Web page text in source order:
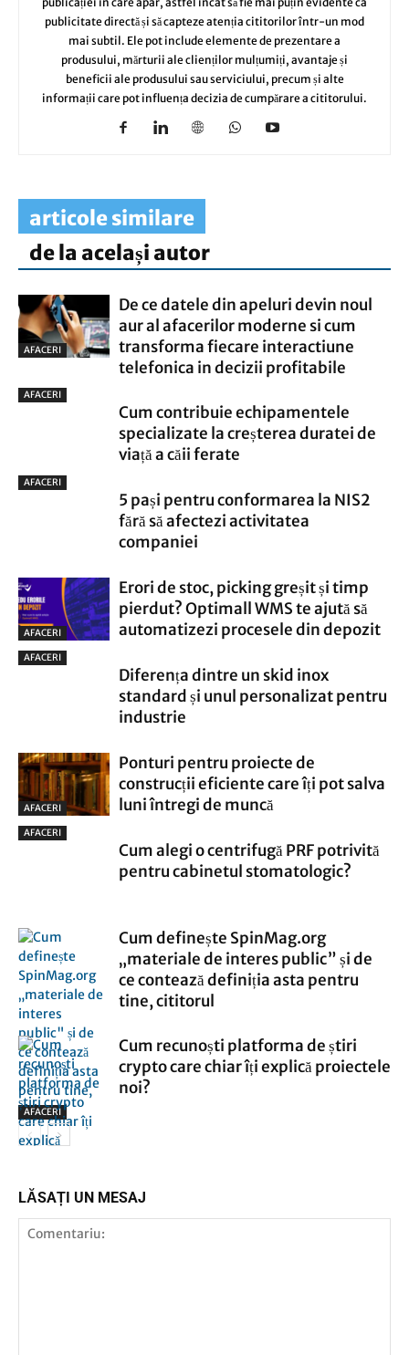
publicitate directă și să capteze atenția cititorilor într-un mod
mai subtil. Ele pot include elemente de prezentare a
produsului, mărturii ale clienților mulțumiți, avantaje și
beneficii ale produsului sau serviciului, precum și alte
informații care pot influența decizia de cumpărare a cititorului.
articole similare
de la același autor
AFACERI
De ce datele din apeluri devin noul
aur al afacerilor moderne si cum
transforma fiecare interactiune
telefonica in decizii profitabile
AFACERI
Cum contribuie echipamentele
specializate la creșterea duratei de
viață a căii ferate
AFACERI
5 pași pentru conformarea la NIS2
fără să afectezi activitatea
companiei
AFACERI
Erori de stoc, picking greșit și timp
pierdut? Optimall WMS te ajută să
automatizezi procesele din depozit
AFACERI
Diferența dintre un skid inox
standard și unul personalizat pentru
industrie
AFACERI
Ponturi pentru proiecte de
construcții eficiente care îți pot salva
luni întregi de muncă
AFACERI
Cum alegi o centrifugă PRF potrivită
pentru cabinetul stomatologic?
AFACERI
Cum definește SpinMag.org
„materiale de interes public” și de
ce contează definiția asta pentru
tine, cititorul
Cum recunoști platforma de știri
crypto care chiar îți explică proiectele
noi?
LĂSAȚI UN MESAJ